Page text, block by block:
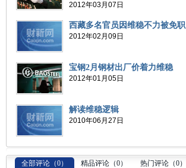
2012年03月07日
西藏多名官员因维稳不力被免职
2012年02月09日
宝钢2月钢材出厂价着力维稳
2012年01月05日
解读维稳逻辑
2010年06月27日
全部评论（0） 精品评论（0） 热门评论（0）